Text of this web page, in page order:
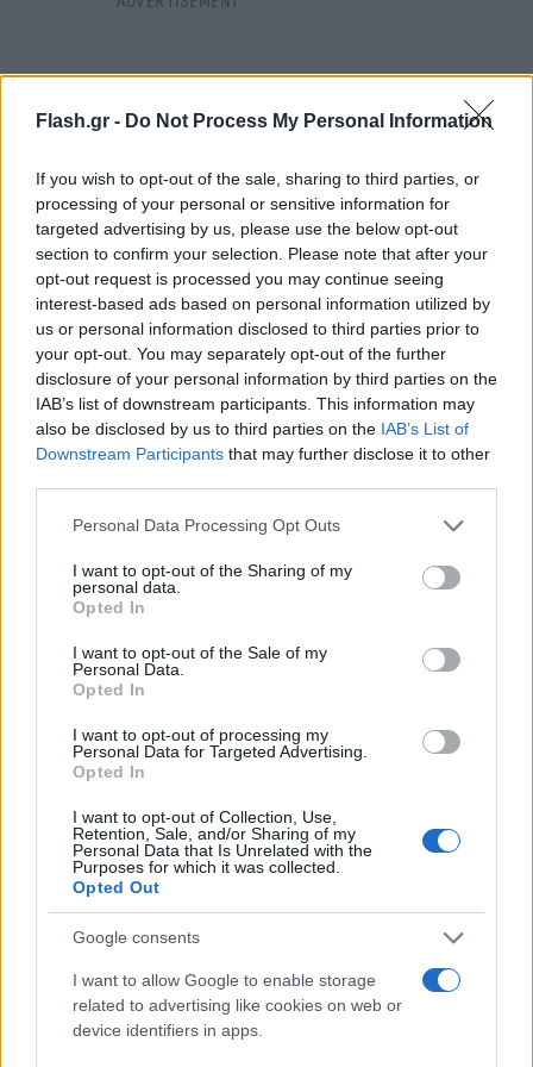
Flash.gr - Do Not Process My Personal Information
If you wish to opt-out of the sale, sharing to third parties, or
processing of your personal or sensitive information for
targeted advertising by us, please use the below opt-out
section to confirm your selection. Please note that after your
opt-out request is processed you may continue seeing
interest-based ads based on personal information utilized by
us or personal information disclosed to third parties prior to
your opt-out. You may separately opt-out of the further
disclosure of your personal information by third parties on the
IAB’s list of downstream participants. This information may
also be disclosed by us to third parties on the IAB’s List of
Downstream Participants that may further disclose it to other
Please note that this website/app uses one or more Google
not limited to your visit or usage behaviour. You may click to
grant or deny consent to Google and its third-party tags to
use your data for below specified purposes in below Google
consent section.
Personal Data Processing Opt Outs
I want to opt-out of the Sharing of my
personal data.
Opted In
I want to opt-out of the Sale of my
Personal Data.
Opted In
I want to opt-out of processing my
Personal Data for Targeted Advertising.
Opted In
I want to opt-out of Collection, Use,
Retention, Sale, and/or Sharing of my
Personal Data that Is Unrelated with the
Purposes for which it was collected.
Opted Out
Google consents
I want to allow Google to enable storage
related to advertising like cookies on web or
device identifiers in apps.
Μάντσεστερ Σίτι - Φέγενορντ 3-3
Απίθανα πράγματα στοΜάντσεστερ, με τηΣίτινα
καταφέρνει να μην κερδίσει τη Φέγενορντ
και να
όλες τις διοργανώσεις. Η ομάδα του
Γκουαρντιόλα
προηγήθηκε 3-0 αλλά οι φιλοξενούμενοι μείωσαν
σε 3-2 και έβαλαν… φωτιά στο τελευταίο
δεκάλεπτο. Μάλιστα στο φινάλε πήραν και τον
βαθμό (3-3), με τους γηπεδούχους αμέσως μετά το
3-3 να έχουνδοκάριμε τονΓκρίλις
για να πάρουν
τη νίκη. Έξι σερί παιχνίδια χωρίς νίκη πλέον για τη
πρώτη ομάδα στοChampions League
που είναι
μπροστά 3-0 στο 75' και δεν κερδίζει!
Λεβερκούζεν - Σάλτσμπουργκ 5-0
Σαρωτική η Λεβερκούζεν κόντρα στη
Σάλτσμπουργκ. Μπορεί να άνοιξε το σκορ με ένα